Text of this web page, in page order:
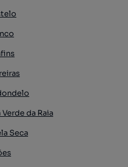
da Raia
Seca